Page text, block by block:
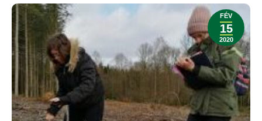
FÉV
15
2020